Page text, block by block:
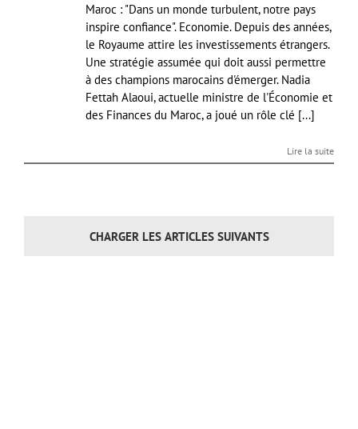
Maroc : "Dans un monde turbulent, notre pays
inspire confiance". Economie. Depuis des années,
le Royaume attire les investissements étrangers.
Une stratégie assumée qui doit aussi permettre
à des champions marocains d'émerger. Nadia
Fettah Alaoui, actuelle ministre de l'Économie et
des Finances du Maroc, a joué un rôle clé [...]
Lire la suite
CHARGER LES ARTICLES SUIVANTS